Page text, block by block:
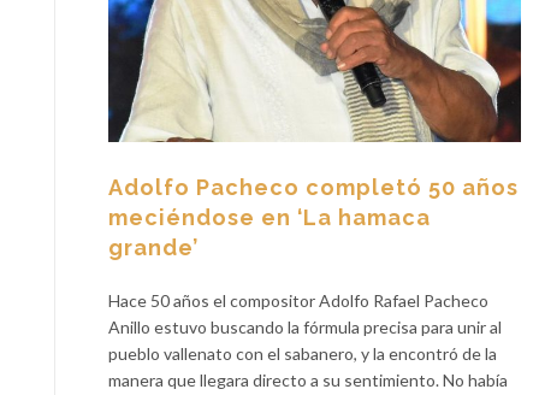
Adolfo Pacheco completó 50 años
meciéndose en ‘La hamaca
grande’
Hace 50 años el compositor Adolfo Rafael Pacheco
Anillo estuvo buscando la fórmula precisa para unir al
pueblo vallenato con el sabanero, y la encontró de la
manera que llegara directo a su sentimiento. No había